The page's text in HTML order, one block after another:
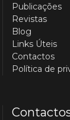
Publicações
Revistas
Blog
Links Úteis
Contactos
Política de